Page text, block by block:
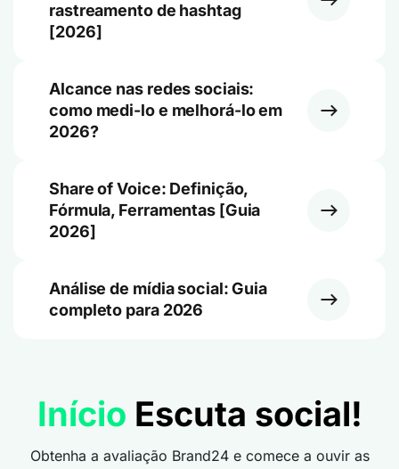
rastreamento de hashtag
[2026]
Alcance nas redes sociais:
como medi-lo e melhorá-lo em
2026?
Share of Voice: Definição,
Fórmula, Ferramentas [Guia
2026]
Análise de mídia social: Guia
completo para 2026
Início Escuta social!
Obtenha a avaliação Brand24 e comece a ouvir as